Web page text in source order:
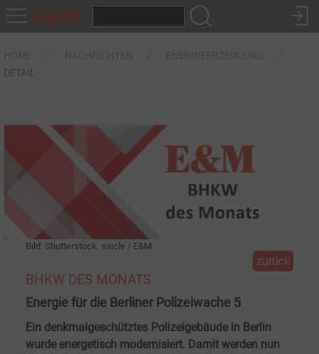
DETAIL
Bild: Shutterstock, saicle / E&M
zurück
BHKW DES MONATS
Energie für die Berliner Polizeiwache 5
Ein denkmalgeschütztes Polizeigebäude in Berlin
wurde energetisch modernisiert. Damit werden nun